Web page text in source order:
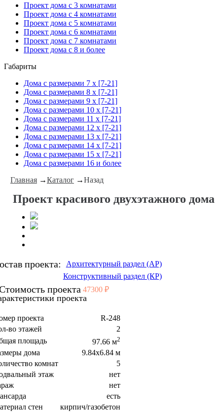
Проект дома с 3 комнатами
Проект дома с 4 комнатами
Проект дома с 5 комнатами
Проект дома с 6 комнатами
Проект дома с 7 комнатами
Проект дома с 8 и более
Габариты
Дома с размерами 7 x [7-21]
Дома с размерами 8 x [7-21]
Дома с размерами 9 x [7-21]
Дома с размерами 10 x [7-21]
Дома с размерами 11 x [7-21]
Дома с размерами 12 x [7-21]
Дома с размерами 13 x [7-21]
Дома с размерами 14 x [7-21]
Дома с размерами 15 x [7-21]
Дома с размерами 16 и более
Главная→Каталог→Назад
Проект красивого двухэтажного дома
проекта:
Архитектурный раздел (АР)
Конструктивный раздел (КР)
проекта 47300 ₽
проекта
проекта
R-248
во этажей
2
площадь
97.66 м2
дома
9.84x6.84 м
комнат
5
этаж
нет
нет
есть
стен
кирпич/газобетон